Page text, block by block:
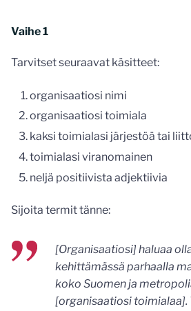
Vaihe 1
Tarvitset seuraavat käsitteet:
organisaatiosi nimi
organisaatiosi toimiala
kaksi toimialasi järjestöä tai
toimialasi viranomainen
neljä positiivista adjektiivia
Sijoita termit tänne:
[Organisaatiosi] haluaa
kehittämässä parhaalla
koko Suomen ja
[organisaatiosi toimialaa].